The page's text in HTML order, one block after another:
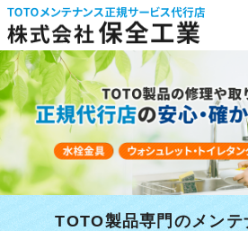
ホーム
サービス案内
採用情報
お客様の声
TOTO製品専門のメンテ